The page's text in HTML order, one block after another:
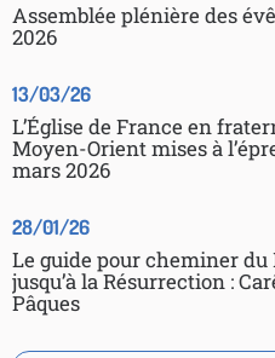
Assemblée plénière des
2026
13/03/26
L’Église de France en
Moyen-Orient mises à
mars 2026
28/01/26
Le guide pour cheminer
jusqu’à la Résurrection :
Pâques